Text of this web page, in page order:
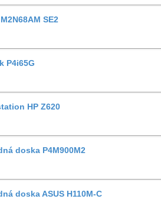
SE2
P4i65G
HP Z620
doska P4M900M2
doska ASUS H110M-C